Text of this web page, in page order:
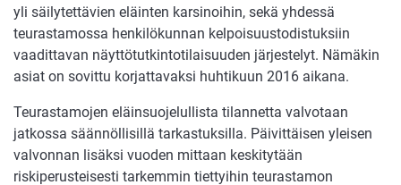
yli säilytettävien eläinten karsinoihin, sekä yhdessä
teurastamossa henkilökunnan kelpoisuustodistuksiin
vaadittavan näyttötutkintotilaisuuden järjestelyt. Nämäkin
asiat on sovittu korjattavaksi huhtikuun 2016 aikana.
Teurastamojen eläinsuojelullista tilannetta valvotaan
jatkossa säännöllisillä tarkastuksilla. Päivittäisen yleisen
valvonnan lisäksi vuoden mittaan keskitytään
riskiperusteisesti tarkemmin tiettyihin teurastamon